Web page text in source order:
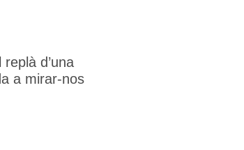
d’una
a mirar-nos